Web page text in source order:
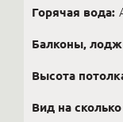
Горячая вода:
Балконы,
Высота
Вид на